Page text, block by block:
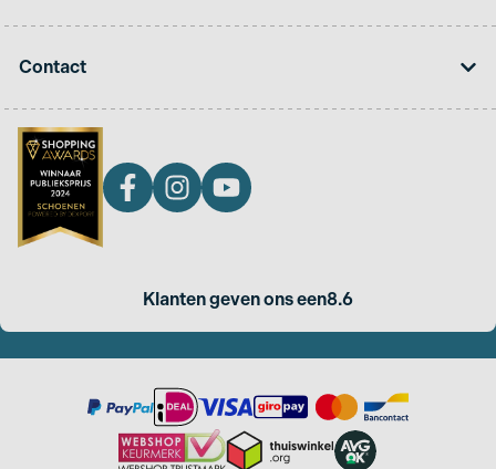
Contact
Klanten geven ons een8.6